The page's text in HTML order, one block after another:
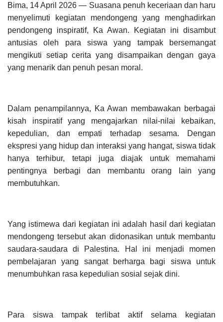
Bima, 14 April 2026 — Suasana penuh keceriaan dan haru
menyelimuti kegiatan mendongeng yang menghadirkan
pendongeng inspiratif, Ka Awan. Kegiatan ini disambut
antusias oleh para siswa yang tampak bersemangat
mengikuti setiap cerita yang disampaikan dengan gaya
yang menarik dan penuh pesan moral.
Dalam penampilannya, Ka Awan membawakan berbagai
kisah inspiratif yang mengajarkan nilai-nilai kebaikan,
kepedulian, dan empati terhadap sesama. Dengan
ekspresi yang hidup dan interaksi yang hangat, siswa tidak
hanya terhibur, tetapi juga diajak untuk memahami
pentingnya berbagi dan membantu orang lain yang
membutuhkan.
Yang istimewa dari kegiatan ini adalah hasil dari kegiatan
mendongeng tersebut akan didonasikan untuk membantu
saudara-saudara di Palestina. Hal ini menjadi momen
pembelajaran yang sangat berharga bagi siswa untuk
menumbuhkan rasa kepedulian sosial sejak dini.
Para siswa tampak terlibat aktif selama kegiatan